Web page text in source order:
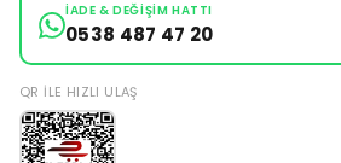
İADE & DEĞIŞIM HATTI
0538 487 47 20
QR ILE HIZLI ULAŞ